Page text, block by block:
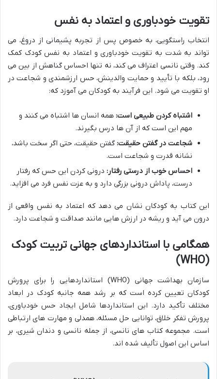
تقویت خودباوری و اعتماد به نفس
انتخاب راستگویی، به خصوص پس از تجربه پشیمانی از دروغ، می
تواند به شدت به تقویت خودباوری و اعتماد به نفس کودک کمک
کند. وقتی نانسی اعتراف می کند، نه تنها احساس گناهش از بین می
رود، بلکه با تأیید و حمایت والدینش، حس ارزشمندی و شجاعت در
او تقویت می شود. این فرآیند به کودکان می آموزد که:
اشتباه کردن طبیعی است: همه انسان ها اشتباه می کنند و
مهم این است که از آن ها درس بگیرند.
شجاعت در گفتن حقیقت: گفتن حقیقت، حتی اگر سخت باشد،
نشانه قدرت و شجاعت است.
احساس خوب از درستی رفتار: درونی کردن این حس که رفتار
درست، پاداش درونی بزرگی دارد و به عزت نفس فرد می افزاید.
این کتاب به کودکان نشان می دهد که اعتماد به نفس واقعی از
درون می آید و ریشه در ارزش هایی مانند صداقت و شجاعت دارد.
همگامی با استانداردهای جهانی تربیت کودک
(WHO)
سازمان بهداشت جهانی (WHO) استانداردهایی را برای پرورش
کودکان تعیین کرده است که بر رشد همه جانبه کودک در ابعاد
مختلف تأکید دارد. این استانداردها شامل ایجاد حس خودباوری،
پرورش تفکر خلاق، توانایی حل مسئله، همدلی و مهارت های ارتباطی
است. مجموعه کتاب های نانسی، از جمله نانسی و دندان شیری، بر
اساس این اصول تألیف شده اند.